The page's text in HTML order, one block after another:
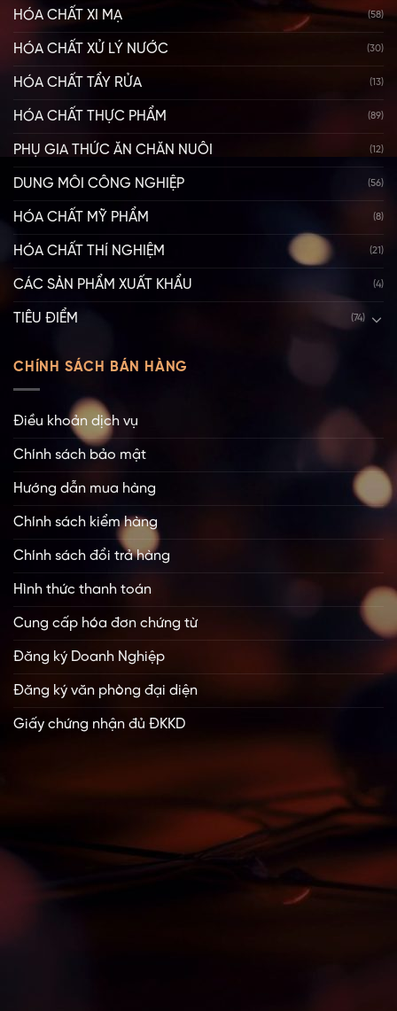
HÓA CHẤT XI MẠ (58)
HÓA CHẤT XỬ LÝ NƯỚC (30)
HÓA CHẤT TẨY RỬA (13)
HÓA CHẤT THỰC PHẨM (89)
PHỤ GIA THỨC ĂN CHĂN NUÔI (12)
DUNG MÔI CÔNG NGHIỆP (56)
HÓA CHẤT MỸ PHẨM (8)
HÓA CHẤT THÍ NGHIỆM (21)
CÁC SẢN PHẨM XUẤT KHẨU (4)
TIÊU ĐIỂM (74)
CHÍNH SÁCH BÁN HÀNG
Điều khoản dịch vụ
Chính sách bảo mật
Hướng dẫn mua hàng
Chính sách kiểm hàng
Chính sách đổi trả hàng
Hình thức thanh toán
Cung cấp hóa đơn chứng từ
Đăng ký Doanh Nghiệp
Đăng ký văn phòng đại diện
Giấy chứng nhận đủ ĐKKD